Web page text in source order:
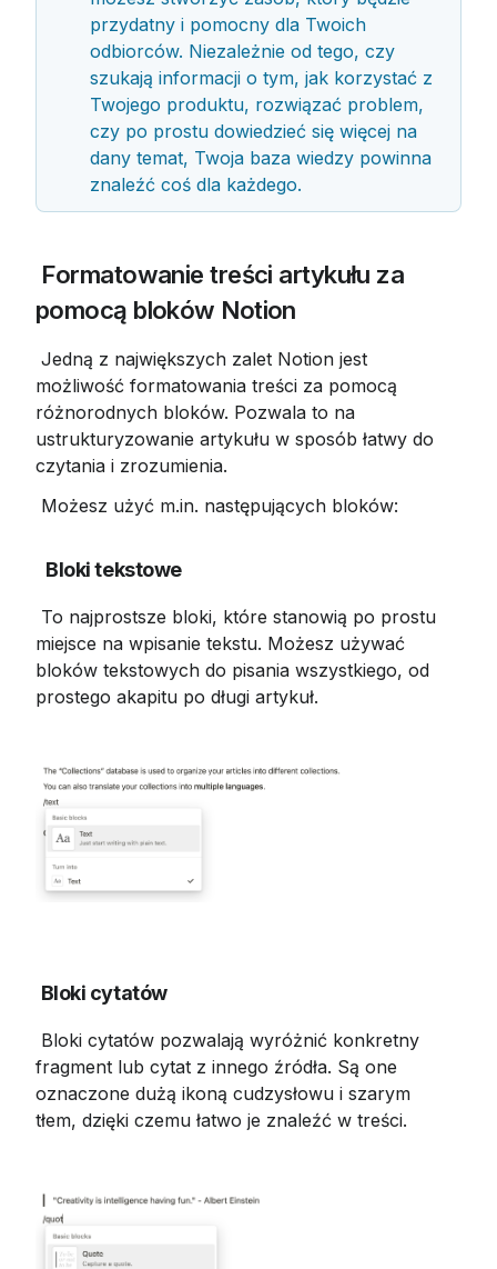
przydatny i pomocny dla Twoich
odbiorców. Niezależnie od tego, czy
szukają informacji o tym, jak korzystać z
Twojego produktu, rozwiązać problem,
czy po prostu dowiedzieć się więcej na
dany temat, Twoja baza wiedzy powinna
znaleźć coś dla każdego.
Formatowanie treści artykułu za
pomocą bloków Notion
możliwość formatowania treści za pomocą
różnorodnych bloków. Pozwala to na
ustrukturyzowanie artykułu w sposób łatwy do
czytania i zrozumienia.
Możesz użyć m.in. następujących bloków:
Bloki tekstowe
miejsce na wpisanie tekstu. Możesz używać
bloków tekstowych do pisania wszystkiego, od
prostego akapitu po długi artykuł.
Bloki cytatów
fragment lub cytat z innego źródła. Są one
oznaczone dużą ikoną cudzysłowu i szarym
tłem, dzięki czemu łatwo je znaleźć w treści.